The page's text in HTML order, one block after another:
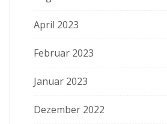
April 2023
Februar 2023
Januar 2023
Dezember 2022